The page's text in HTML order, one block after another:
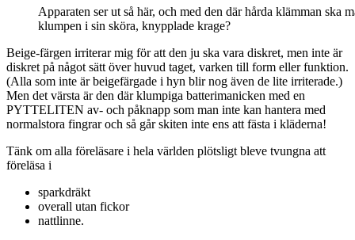
Apparaten ser ut så här, och med den där hårda klämman ska
klumpen i sin sköra, knypplade krage?
Beige-färgen irriterar mig för att den ju ska vara diskret, men inte är
diskret på något sätt över huvud taget, varken till form eller funktion.
(Alla som inte är beigefärgade i hyn blir nog även de lite irriterade.)
Men det värsta är den där klumpiga batterimanicken med en
PYTTELITEN av- och påknapp som man inte kan hantera med
normalstora fingrar och så går skiten inte ens att fästa i kläderna!
Tänk om alla föreläsare i hela världen plötsligt bleve tvungna att
föreläsa i
sparkdräkt
overall utan fickor
nattlinne.